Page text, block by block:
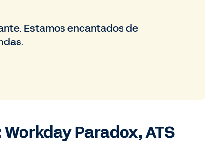
Estamos encantados de
Paradox, ATS